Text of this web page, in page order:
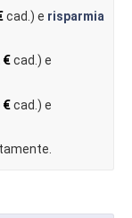
cad.) e risparmia
€cad.) e
€cad.) e